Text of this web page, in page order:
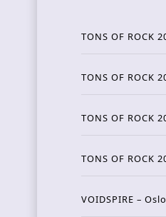
TONS OF ROCK
TONS OF ROCK
TONS OF ROCK
TONS OF ROCK
VOIDSPIRE –